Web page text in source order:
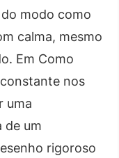
modo como
calma, mesmo
Em Como
nos
uma
de um
rigoroso